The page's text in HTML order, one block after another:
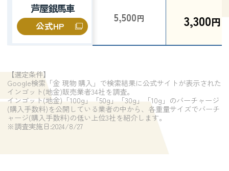
芦屋銀馬車
公式HP
5,500円 3,300円
【選定条件】
Google検索「金 現物 購入」で検索結果に公式サイトが表示された
インゴット(地金)販売業者34社を調査。
インゴット(地金)「100g」「50g」「30g」「10g」のバーチャージ
(購入手数料)を公開している業者の中から、各重量サイズでバーチ
ャージ(購入手数料)の低い上位3社を紹介します。
※調査実施日:2024/8/27